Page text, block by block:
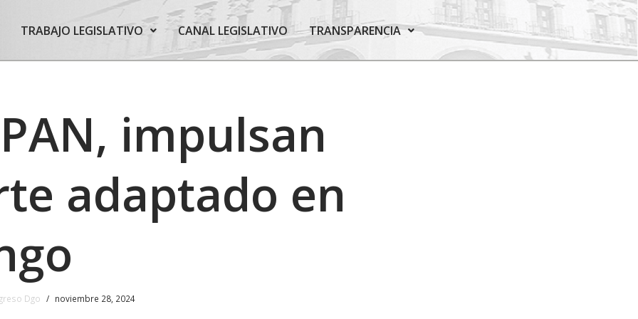
TRABAJO LEGISLATIVO CANAL LEGISLATIVO TRANSPARENCIA
impulsan
adaptado en
Dgo noviembre 28, 2024